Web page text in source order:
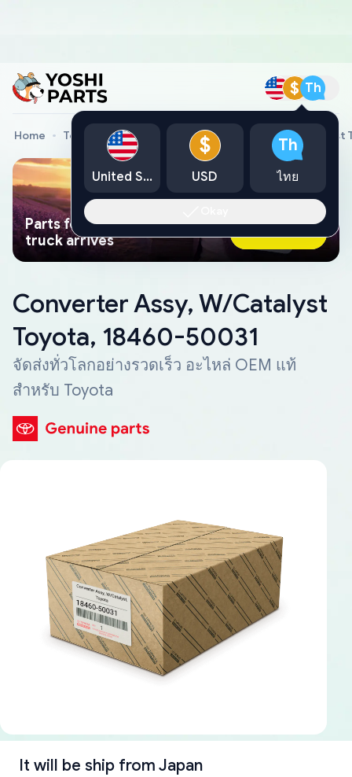
$ Th
Home Toyota Genuine Parts Converter Assy, W/Catalyst
Parts found faster than a tow
truck arrives
Ask AI Now
Converter Assy, W/Catalyst
Toyota, 18460-50031
จัดส่งทั่วโลกอย่างรวดเร็ว อะไหล่ OEM แท้
สำหรับ Toyota
It will be ship from Japan
United States
$
USD
Th
ไทย